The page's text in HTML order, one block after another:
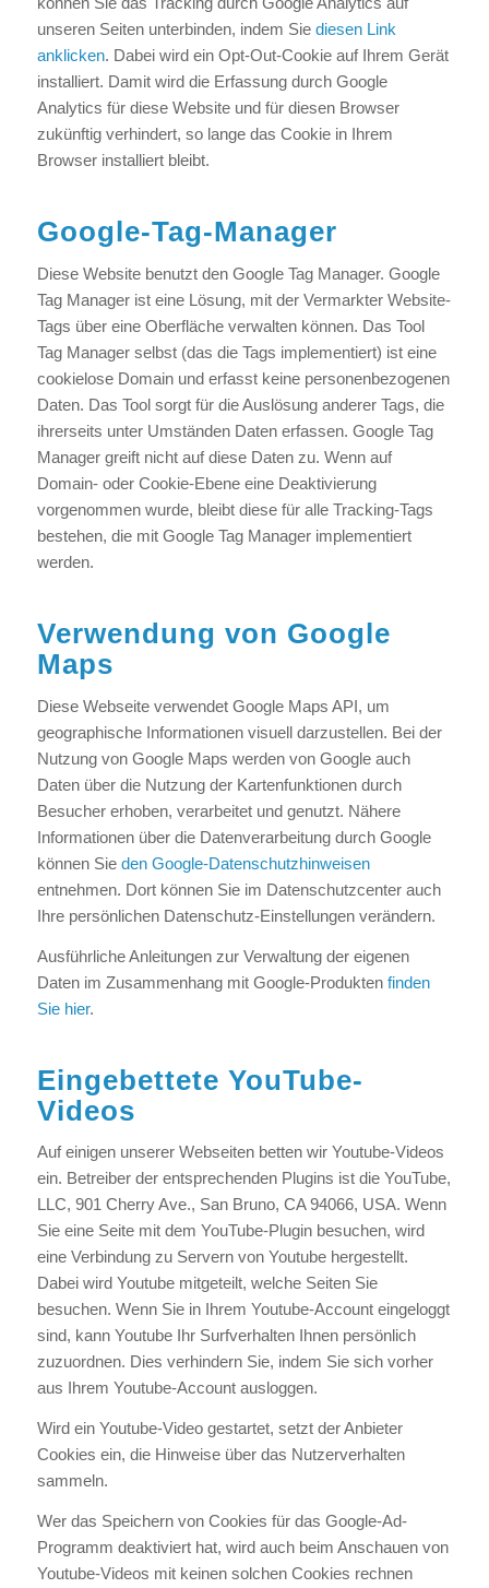
unseren Seiten unterbinden, indem Sie diesen Link
anklicken. Dabei wird ein Opt-Out-Cookie auf Ihrem Gerät
installiert. Damit wird die Erfassung durch Google
Analytics für diese Website und für diesen Browser
zukünftig verhindert, so lange das Cookie in Ihrem
Browser installiert bleibt.
Google-Tag-Manager
Diese Website benutzt den Google Tag Manager. Google
Tag Manager ist eine Lösung, mit der Vermarkter Website-
Tags über eine Oberfläche verwalten können. Das Tool
Tag Manager selbst (das die Tags implementiert) ist eine
cookielose Domain und erfasst keine personenbezogenen
Daten. Das Tool sorgt für die Auslösung anderer Tags, die
ihrerseits unter Umständen Daten erfassen. Google Tag
Manager greift nicht auf diese Daten zu. Wenn auf
Domain- oder Cookie-Ebene eine Deaktivierung
vorgenommen wurde, bleibt diese für alle Tracking-Tags
bestehen, die mit Google Tag Manager implementiert
werden.
Verwendung von Google
Maps
Diese Webseite verwendet Google Maps API, um
geographische Informationen visuell darzustellen. Bei der
Nutzung von Google Maps werden von Google auch
Daten über die Nutzung der Kartenfunktionen durch
Besucher erhoben, verarbeitet und genutzt. Nähere
Informationen über die Datenverarbeitung durch Google
können Sie den Google-Datenschutzhinweisen
entnehmen. Dort können Sie im Datenschutzcenter auch
Ihre persönlichen Datenschutz-Einstellungen verändern.
Ausführliche Anleitungen zur Verwaltung der eigenen
Daten im Zusammenhang mit Google-Produktenfinden
Sie hier.
Eingebettete YouTube-
Videos
Auf einigen unserer Webseiten betten wir Youtube-Videos
ein. Betreiber der entsprechenden Plugins ist die YouTube,
LLC, 901 Cherry Ave., San Bruno, CA 94066, USA. Wenn
Sie eine Seite mit dem YouTube-Plugin besuchen, wird
eine Verbindung zu Servern von Youtube hergestellt.
Dabei wird Youtube mitgeteilt, welche Seiten Sie
besuchen. Wenn Sie in Ihrem Youtube-Account eingeloggt
sind, kann Youtube Ihr Surfverhalten Ihnen persönlich
zuzuordnen. Dies verhindern Sie, indem Sie sich vorher
aus Ihrem Youtube-Account ausloggen.
Wird ein Youtube-Video gestartet, setzt der Anbieter
Cookies ein, die Hinweise über das Nutzerverhalten
sammeln.
Wer das Speichern von Cookies für das Google-Ad-
Programm deaktiviert hat, wird auch beim Anschauen von
Youtube-Videos mit keinen solchen Cookies rechnen